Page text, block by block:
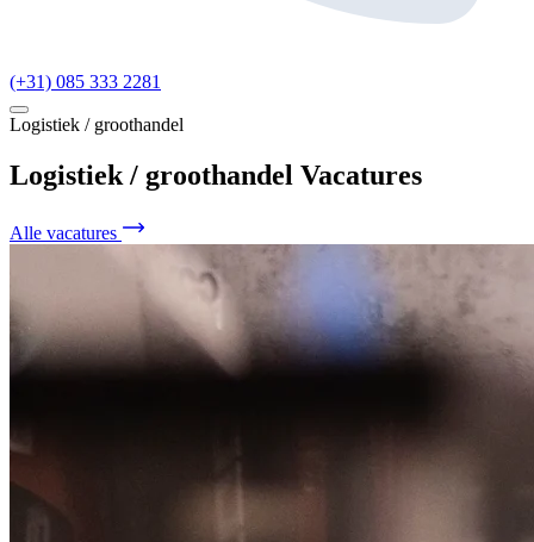
(+31) 085 333 2281
Logistiek / groothandel
Logistiek / groothandel Vacatures
Alle vacatures